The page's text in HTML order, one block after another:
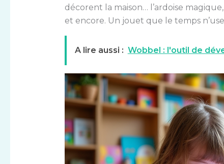
décorent la maison… l’ardoise
et encore. Un jouet que le temps
A lire aussi : Wobbel : l'outil de